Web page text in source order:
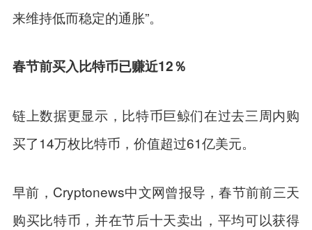
来维持低而稳定的通胀”。
春节前买入比特币已赚近12％
链上数据更显示，比特币巨鲸们在过去三周内购
买了14万枚比特币，价值超过61亿美元。
早前，Cryptonews中文网曾报导，春节前前三天
购买比特币，并在节后十天卖出，平均可以获得